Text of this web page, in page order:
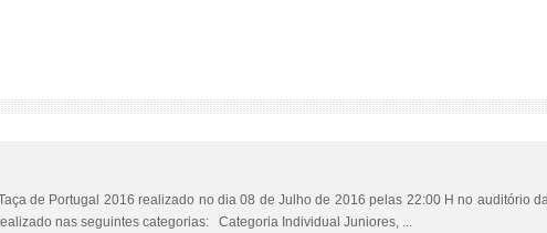
de Portugal 2016 realizado no dia 08 de Julho de 2016 pelas 22:00 H no auditório
nas seguintes categorias: Categoria Individual Juniores, ...